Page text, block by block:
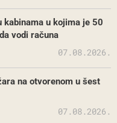
kabinama u kojima je 50
vodi računa
07.08.2026.
na otvorenom u šest
07.08.2026.